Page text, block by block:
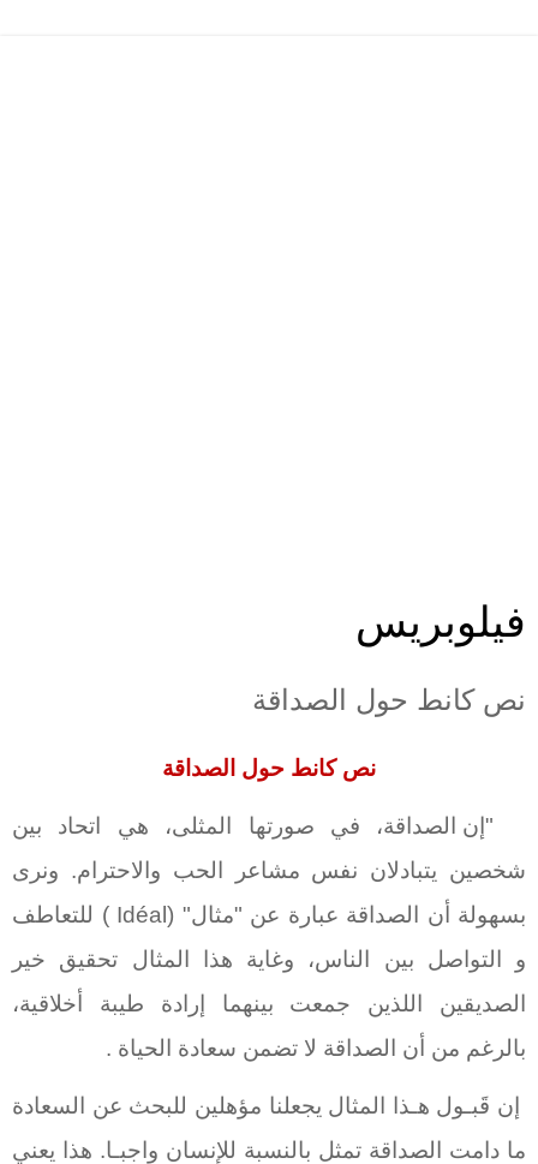
فيلوبريس
نص كانط حول الصداقة
نص كانط حول الصداقة
"إن الصداقة، في صورتها المثلى، هي اتحاد بين
شخصين يتبادلان نفس مشاعر الحب والاحترام. ونرى
بسهولة أن الصداقة عبارة عن "مثال" ( Idéal ) للتعاطف
و التواصل بين الناس، وغاية هذا المثال تحقيق خير
الصديقين اللذين جمعت بينهما إرادة طيبة أخلاقية،
بالرغم من أن الصداقة لا تضمن سعادة الحياة .
إن قَبـول هـذا المثال يجعلنا مؤهلين للبحث عن السعادة
ما دامت الصداقة تمثل بالنسبة للإنسان واجبـا. هذا يعني